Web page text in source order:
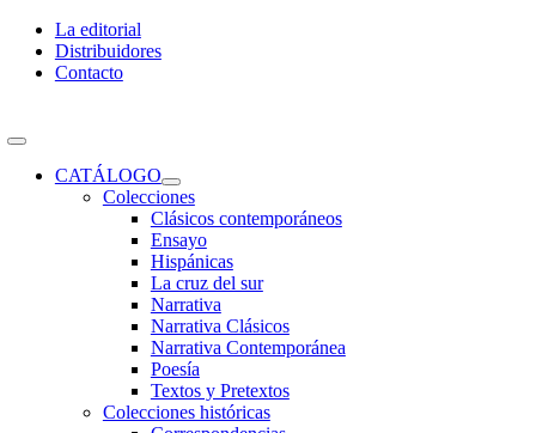
Skip
content
La editorial
Distribuidores
Contacto
Toggle
NavigationCATÁLOGO
Colecciones
Clásicos contemporáneos
Ensayo
Hispánicas
La cruz del sur
Narrativa
Narrativa Clásicos
Narrativa Contemporánea
Poesía
Textos y Pretextos
Colecciones históricas